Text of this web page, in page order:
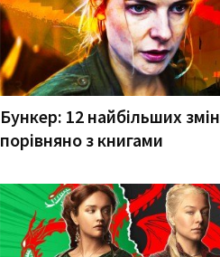
Бункер: 12 найбільших змін
порівняно з книгами